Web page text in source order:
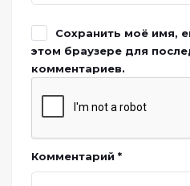
Сохранить моё имя,
этом браузере для
комментариев.
Комментарий *